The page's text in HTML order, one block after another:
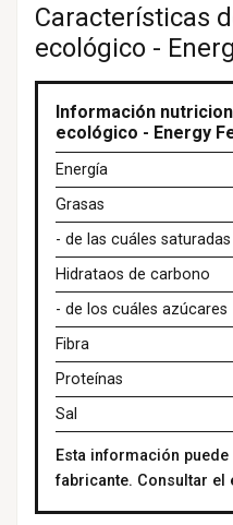
Características
ecológico -
Información
ecológico - Energy
Energía
Grasas
- de las cuáles saturadas
Hidrataos de carbono
- de los cuáles azúcares
Fibra
Proteínas
Sal
Esta información
fabricante. Consultar el